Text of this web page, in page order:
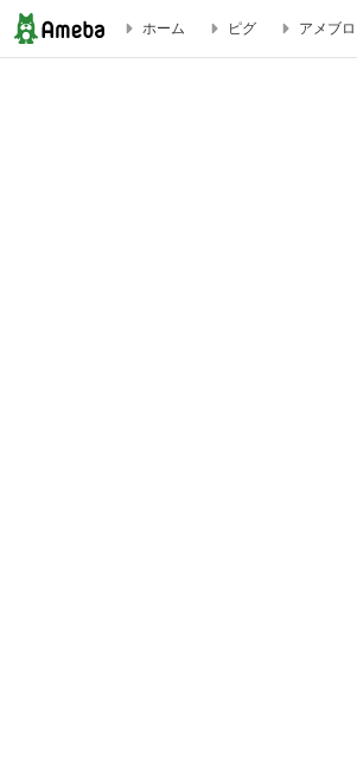
ホーム ピグ アメブロ